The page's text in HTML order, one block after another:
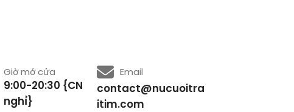
Giờ mở cửa
9:00-20:30 {CN
nghỉ}
Email
contact@nucuoitra
itim.com